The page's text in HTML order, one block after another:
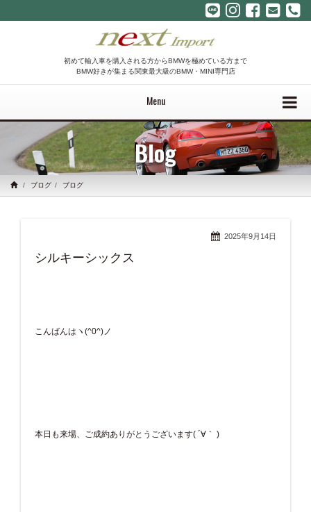
初めて輸入車を購入される方からBMWを極めている方まで
BMW好きが集まる関東最大級のBMW・MINI専門店
Menu
Blog
ブログ ブログ
2025年9月14日
シルキーシックス
こんばんはヽ(^0^)ノ
本日も来場、ご成約ありがとうございます( ´∀｀ )